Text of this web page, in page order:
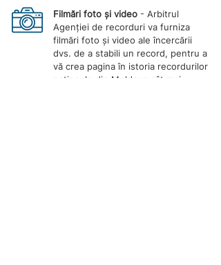
Filmări foto și video - Arbitrul
Agenției de recorduri va furniza
filmări foto și video ale încercării
dvs. de a stabili un record, pentru a
vă crea pagina în istoria recordurilor
naționale din Moldova cât mai